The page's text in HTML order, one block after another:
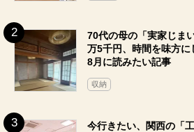
70代の母の「実家じま
万5千円、時間を味方に
8月に読みたい記事
収納
今行きたい、関西の「